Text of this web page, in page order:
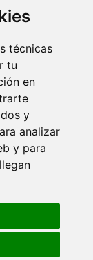
técnicas
tu
en
y
analizar
y para